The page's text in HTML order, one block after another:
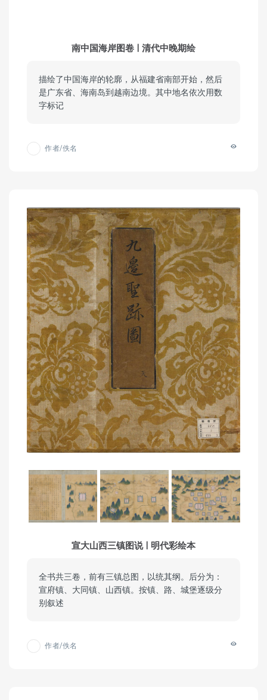
南中国海岸图卷 | 清代中晚期绘
描绘了中国海岸的轮廓，从福建省南部开始，然后
是广东省、海南岛到越南边境。其中地名依次用数
字标记
作者/佚名
宣大山西三镇图说 | 明代彩绘本
全书共三卷，前有三镇总图，以统其纲。后分为：
宣府镇、大同镇、山西镇。按镇、路、城堡逐级分
别叙述
作者/佚名